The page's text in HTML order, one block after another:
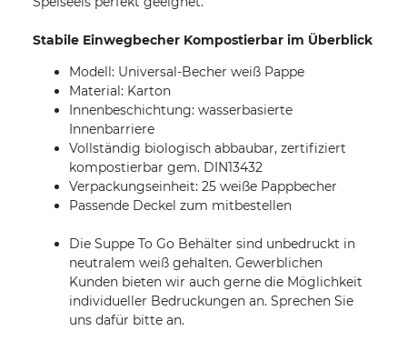
Stabile Einwegbecher Kompostierbar im Überblick
Modell: Universal-Becher weiß Pappe
Material: Karton
Innenbeschichtung: wasserbasierte
Innenbarriere
Vollständig biologisch abbaubar, zertifiziert
kompostierbar gem. DIN13432
Verpackungseinheit: 25 weiße Pappbecher
Passende Deckel zum mitbestellen
Die Suppe To Go Behälter sind unbedruckt in
neutralem weiß gehalten. Gewerblichen
Kunden bieten wir auch gerne die Möglichkeit
individueller Bedruckungen an. Sprechen Sie
uns dafür bitte an.